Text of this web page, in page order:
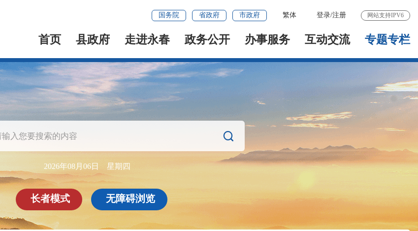
国务院 省政府 市政府 繁体 登录/注册 网站支持IPV6
首页 县政府 走进永春 政务公开 办事服务 互动交流 专题专栏

2026年08月06日 星期四
长者模式 无障碍浏览